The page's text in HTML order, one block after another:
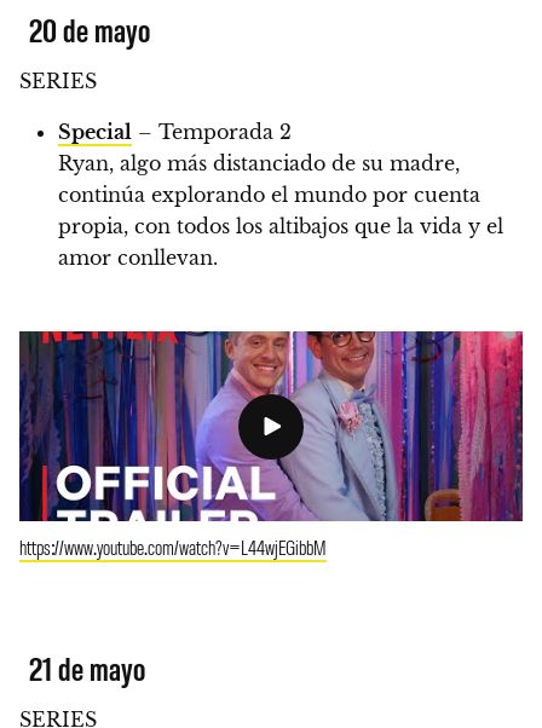
20 de mayo
SERIES
Special – Temporada 2
Ryan, algo más distanciado de su madre,
continúa explorando el mundo por cuenta
propia, con todos los altibajos que la vida y el
amor conllevan.
https://www.youtube.com/watch?v=L44wjEGibbM
21 de mayo
SERIES